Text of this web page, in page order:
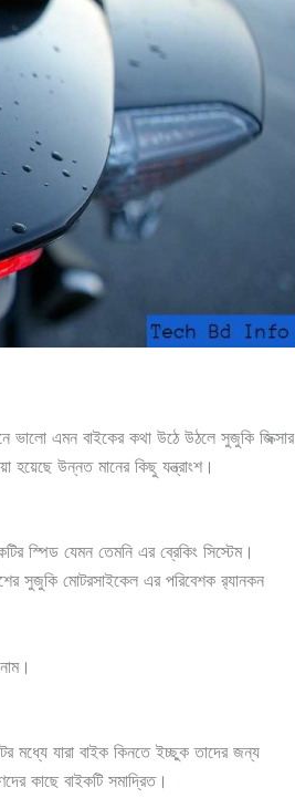
ভালো এমন বাইকের কথা উঠে উঠলে সুজুকি জিক্সার
উন্নত মানের কিছু যন্ত্রাংশ।
স্পিড যেমন তেমনি এর ব্রেকিং সিস্টেম।
সুজুকি মোটরসাইকেল এর পরিবেশক র‍্যানকন
যারা বাইক কিনতে ইচ্ছুক তাদের জন্য
বাইকটি সমাদ্রিত।